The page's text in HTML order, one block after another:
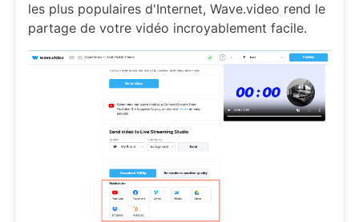
les plus populaires d'Internet, Wave.video rend le
partage de votre vidéo incroyablement facile.